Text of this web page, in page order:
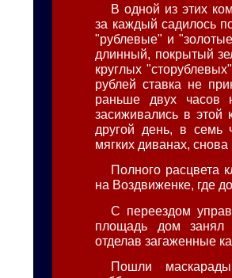
В одной из этих
за каждый садилось
"рублевые" и
длинный, покрытый
круглых
рублей ставка не
раньше двух часов
засиживались в этой
другой день, в семь
мягких диванах,
Полного расцвета
на Воздвиженке, где
С переездом
площадь дом занял
отделав загаженные
Пошли